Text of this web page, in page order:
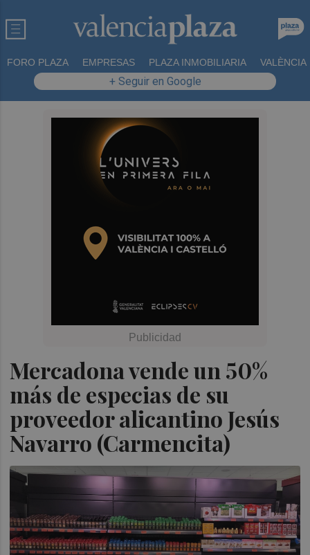
FORO PLAZA EMPRESAS PLAZA INMOBILIARIA VALÈNCIA
+ Seguir en Google
Mercadona vende un 50%
más de especias de su
proveedor alicantino Jesús
Navarro (Carmencita)